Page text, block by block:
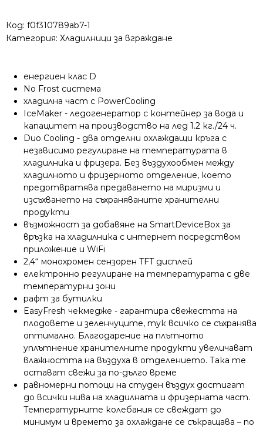
Код: f0f310789ab7-1
Категория: Хладилници за вграждане
енергиен клас D
No Frost система
хладилна част с PowerCooling
IceMaker - ледогенератор с контейнер за вода и
капацитет на производство на лед 1.2 кг./24 ч.
Duo Cooling - два отделни охлаждащи кръга с
независимо регулиране на температурата в
хладилника и фризера. Без въздухообмен между
хладилното и фризерното отделение, което
предотвратява предаването на миризми и
изсъхването на съхраняваните хранителни
продукти
възможност за добавяне на SmartDeviceBox за
връзка на хладилника с интернет посредством
приложение и WiFi
2,4‘‘ монохромен сензорен TFT дисплей
електронно регулиране на температурата с две
температурни зони
рафт за бутилки
EasyFresh чекмедже - гарантира свежестта на
плодовете и зеленчуците, тук всичко се съхранява
оптимално. Благодарение на плътното
уплътнение хранителните продукти увеличават
влажността на въздуха в отделението. Така те
остават свежи за по-дълго време
равномерни потоци на студен въздух достигат
до всички нива на хладилната и фризерната част.
Температурните колебания се свеждат до
минимум и времето за охлаждане се съкращава – по